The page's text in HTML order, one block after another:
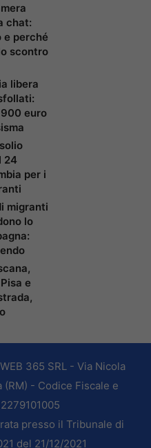
chat:
e perché
scontro
libera
euro
24
per i
migranti
lo
e
365 SRL - Via Nicola
(RM) - Codice Fiscale e
presso il Tribunale di
del 21/12/2021